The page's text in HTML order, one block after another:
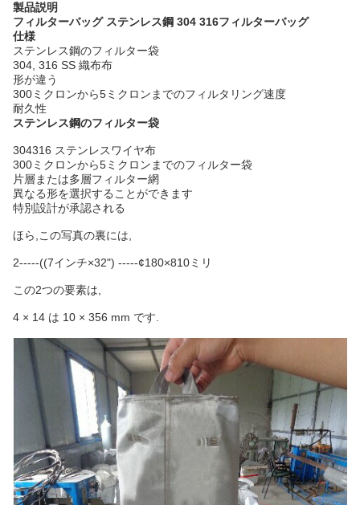
製品説明
フィルターバッグ ステンレス鋼 304 316フィルターバッグ
仕様
ステンレス鋼のフィルター袋
304, 316 SS 織布布
形が違う
300ミクロンから5ミクロンまでのフィルタリング速度
耐久性
ステンレス鋼のフィルター袋
304316 ステンレスワイヤ布
300ミクロンから5ミクロンまでのフィルター袋
片層または多層フィルター網
異なる形を選択することができます
特別設計が承認される
ほら,この写真の裏には,
2-----((7インチ×32") -----¢180×810ミリ
この2つの要素は,
4 × 14 は 10 × 356 mm です.